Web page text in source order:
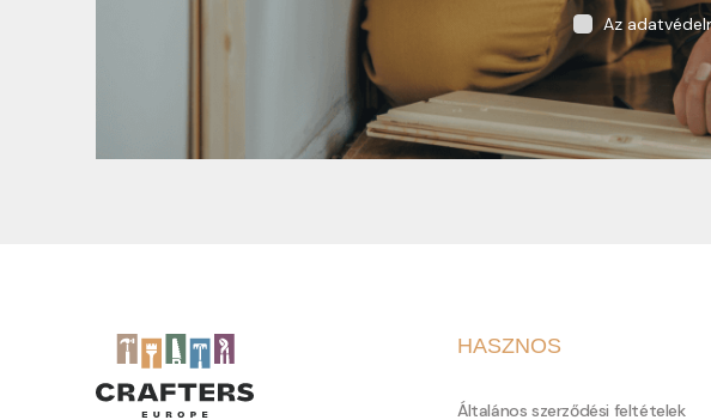
Az
HASZNOS
Általános szerződési feltételek